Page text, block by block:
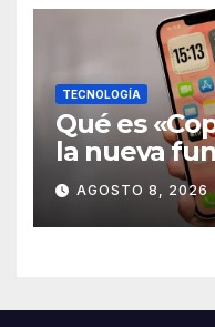
TECNOLOGÍA
Qué es
la nueva
al iPhone
AGOSTO 8, 2026